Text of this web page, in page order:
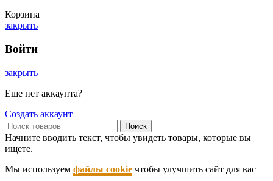
Корзина
закрыть
Войти
закрыть
Еще нет аккаунта?
Создать аккаунт
Поиск
Начните вводить текст, чтобы увидеть товары, которые вы
ищете.
Мы используем файлы cookie чтобы улучшить сайт для вас